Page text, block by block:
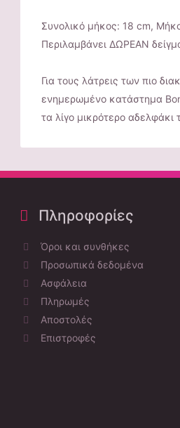
Συνολικό μήκος: 18 cm,
Περιλαμβάνει ΔΩΡΕΑΝ
Για τους λάτρεις των πιο
ενημερωμένο κατάστημα
τα λίγο μικρότερο
Πληροφορίες
Όροι και συνθήκες
Προσωπικά δεδομένα
Ασφάλεια
Πληρωμές
Αποστολές
Επιστροφές